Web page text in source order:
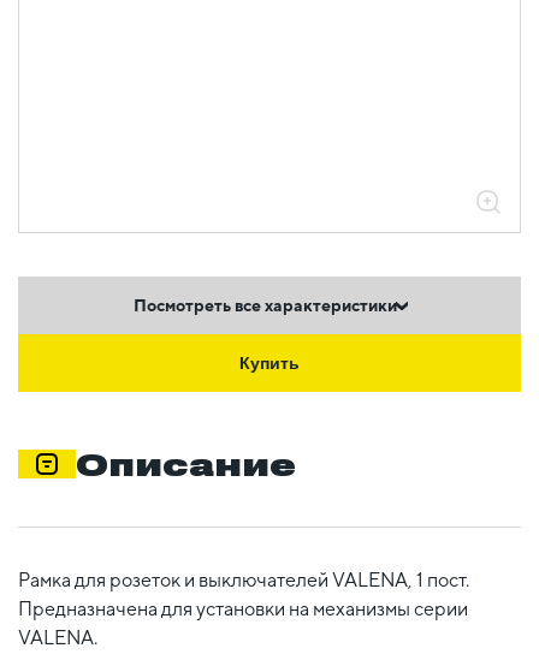
Посмотреть все характеристики
Купить
Описание
Рамка для розеток и выключателей VALENA, 1 пост.
Предназначена для установки на механизмы серии
VALENA.